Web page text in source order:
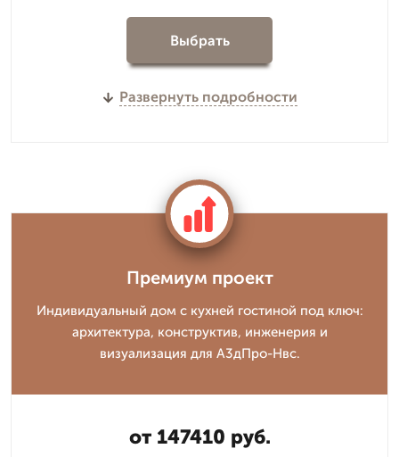
Выбрать
Развернуть подробности
Премиум проект
Индивидуальный дом с кухней гостиной под ключ:
архитектура, конструктив, инженерия и
визуализация для А3дПро-Нвс.
от 147410 руб.